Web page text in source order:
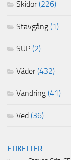
Skidor(226)
Stavgång (1)
SUP (2)
Väder(432)
Vandring (41)
Ved (36)
ETIKETTER